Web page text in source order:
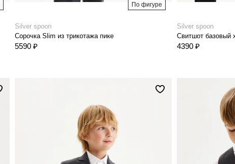
По фигуре
Silver spoon
Сорочка Slim из трикотажа пике
5590 ₽
Silver spoon
Свитшот базовый
4390 ₽